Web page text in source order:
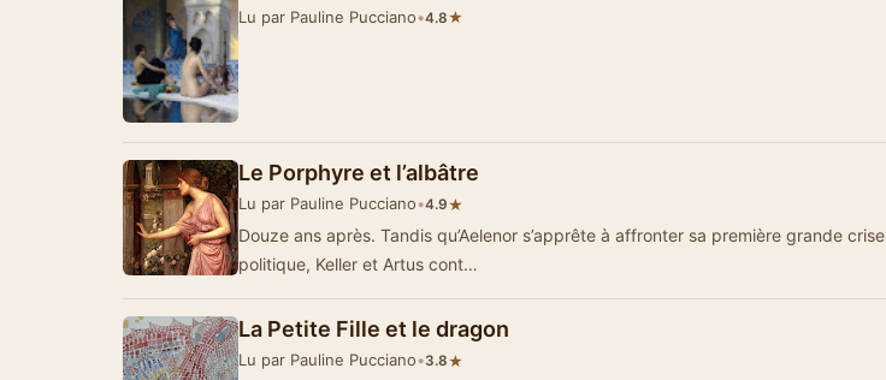
Lu par Pauline Pucciano•4.8★
Le Porphyre et l’albâtre
Lu par Pauline Pucciano•4.9★
Douze ans après. Tandis qu’Aelenor s’apprête à affronter sa première grande crise
politique, Keller et Artus cont…
La Petite Fille et le dragon
Lu par Pauline Pucciano•3.8★